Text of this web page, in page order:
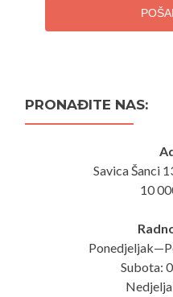
PRONAĐITE NAS:
Savica Šanci
10
Subota: